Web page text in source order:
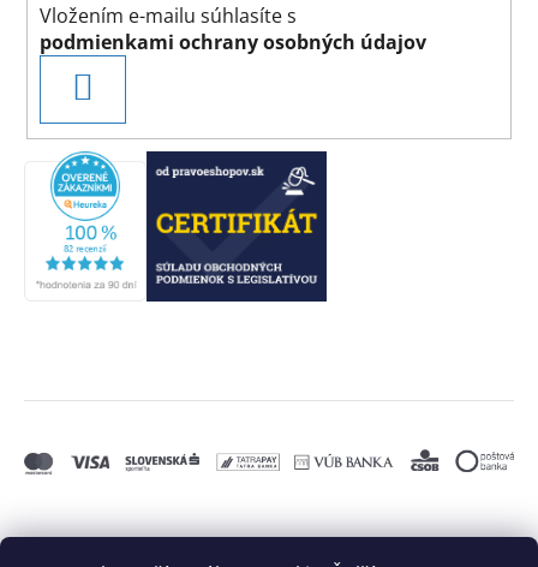
Vložením e-mailu súhlasíte s
podmienkami ochrany osobných údajov
SA